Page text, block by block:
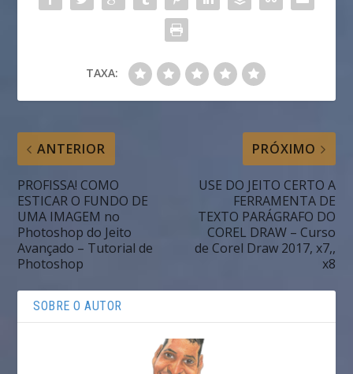
TAXA:
ANTERIOR
PROFISSA! COMO
ESTICAR O FUNDO DE
UMA IMAGEM no
Photoshop do Jeito
Avançado – Tutorial de
Photoshop
PRÓXIMO
USE DO JEITO CERTO A
FERRAMENTA DE
TEXTO PARÁGRAFO DO
COREL DRAW – Curso
de Corel Draw 2017, x7,,
x8
SOBRE O AUTOR